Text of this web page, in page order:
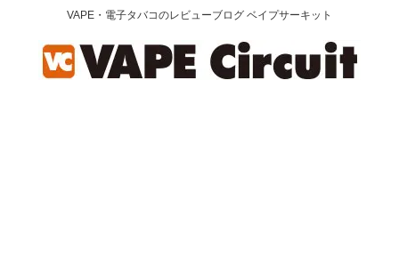
VAPE・電子タバコのレビューブログ ベイプサーキット